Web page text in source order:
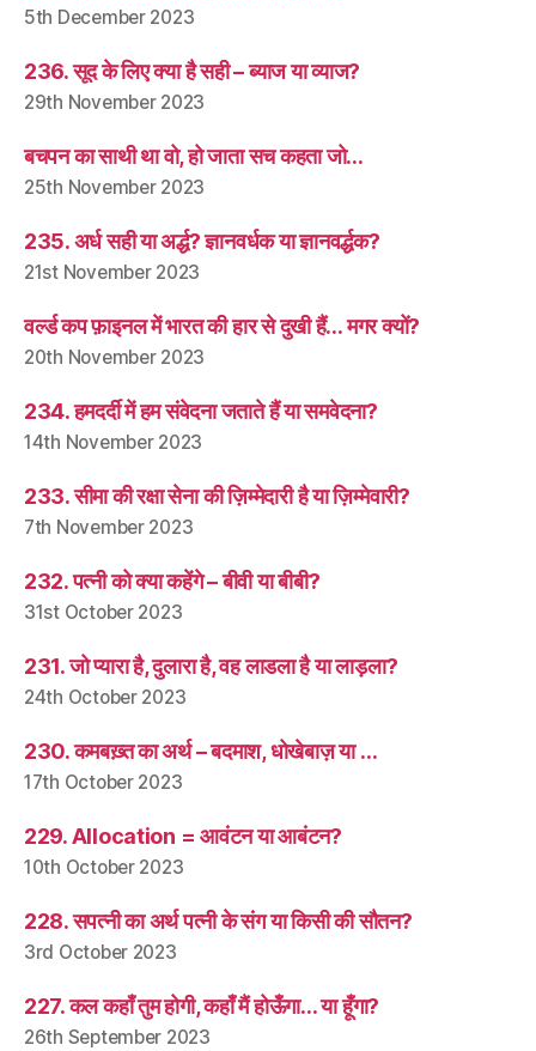
5th December 2023
236. सूद के लिए क्या है सही – ब्याज या व्याज?
29th November 2023
बचपन का साथी था वो, हो जाता सच कहता जो…
25th November 2023
235. अर्ध सही या अर्द्ध? ज्ञानवर्धक या ज्ञानवर्द्धक?
21st November 2023
वर्ल्ड कप फ़ाइनल में भारत की हार से दुखी हैं… मगर क्यों?
20th November 2023
234. हमदर्दी में हम संवेदना जताते हैं या समवेदना?
14th November 2023
233. सीमा की रक्षा सेना की ज़िम्मेदारी है या ज़िम्मेवारी?
7th November 2023
232. पत्नी को क्या कहेंगे – बीवी या बीबी?
31st October 2023
231. जो प्यारा है, दुलारा है, वह लाडला है या लाड़ला?
24th October 2023
230. कमबख़्त का अर्थ – बदमाश, धोखेबाज़ या …
17th October 2023
229. Allocation = आवंटन या आबंटन?
10th October 2023
228. सपत्नी का अर्थ पत्नी के संग या किसी की सौतन?
3rd October 2023
227. कल कहाँ तुम होगी, कहाँ मैं होऊँगा… या हूँगा?
26th September 2023